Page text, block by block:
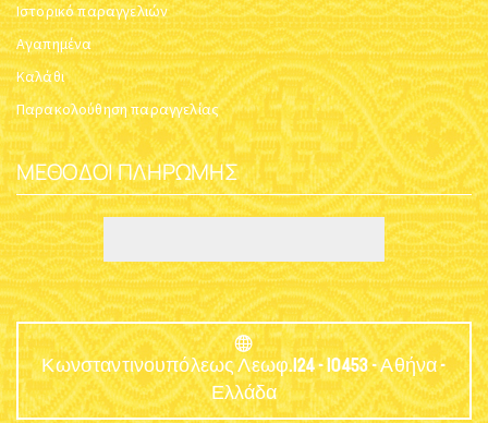
Ιστορικό παραγγελιών
Αγαπημένα
Καλάθι
Παρακολούθηση παραγγελίας
ΜΈΘΟΔΟΙ ΠΛΗΡΩΜΉΣ
Κωνσταντινουπόλεως Λεωφ.124 - 10453 - Αθήνα -
Ελλάδα